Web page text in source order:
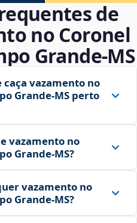
de
no Coronel
Grande‑MS
vazamento no
Grande‑MS perto
vazamento no
Grande‑MS?
vazamento no
Grande‑MS?